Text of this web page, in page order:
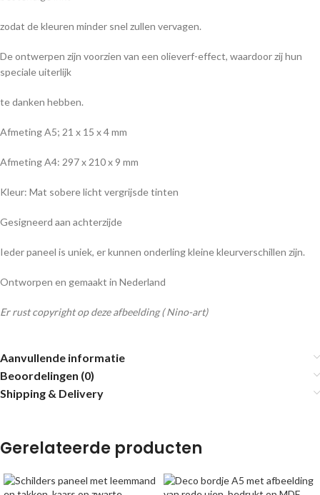
zodat de kleuren minder snel zullen vervagen.
De ontwerpen zijn voorzien van een olieverf-effect, waardoor zij hun
speciale uiterlijk
te danken hebben.
Afmeting A5; 21 x 15 x 4 mm
Afmeting A4: 297 x 210 x 9 mm
Kleur: Mat sobere licht vergrijsde tinten
Gesigneerd aan achterzijde
Ieder paneel is uniek, er kunnen onderling kleine kleurverschillen zijn.
Ontworpen en gemaakt in Nederland
Er rust copyright op deze afbeelding ( Nino-art)
Aanvullende informatie
Beoordelingen (0)
Shipping & Delivery
Gerelateerde producten